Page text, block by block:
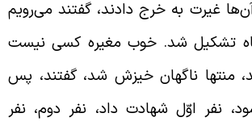
غیرت به خرج دادند، گفتند می‌رویم
تشکیل شد. خوب مغیره کسی نیست
منتها ناگهان خیزش شد، گفتند، پس
نفر اوّل شهادت داد، نفر دوم، نفر